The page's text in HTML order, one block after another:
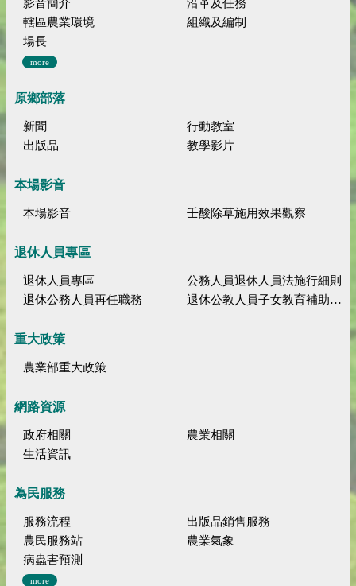
影音簡介
沿革及任務
轄區農業環境
組織及編制
場長
more
原鄉部落
新聞
行動教室
出版品
教學影片
本場影音
本場影音 壬酸除草施用效果觀察
退休人員專區
退休人員專區
公務人員退休人員法施行細則
退休公務人員再任職務
退休公教人員子女教育補助規定
重大政策
農業部重大政策
網路資源
政府相關
農業相關
生活資訊
為民服務
服務流程
出版品銷售服務
農民服務站
農業氣象
病蟲害預測
more